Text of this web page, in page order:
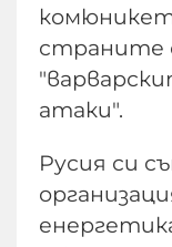
страните
атаки".
Русия си